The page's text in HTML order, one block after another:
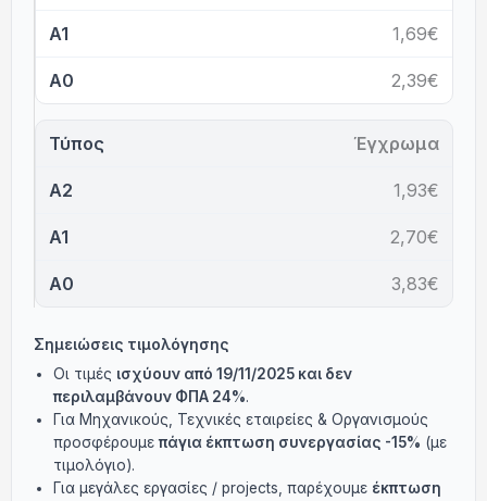
1,69€
2,39€
Έγχρωμα
1,93€
2,70€
3,83€
Σημειώσεις τιμολόγησης
Οι τιμές ισχύουν από 19/11/2025 και δεν
περιλαμβάνουν ΦΠΑ 24%.
Για Μηχανικούς, Τεχνικές εταιρείες & Οργανισμούς
προσφέρουμεπάγια έκπτωση συνεργασίας -15% (με
τιμολόγιο).
Για μεγάλες εργασίες / projects, παρέχουμε έκπτωση